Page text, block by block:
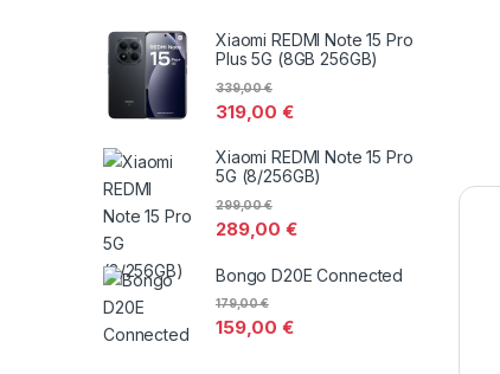
Xiaomi REDMI Note 15 Pro
Plus 5G (8GB 256GB)
319,00€
339,00€
Xiaomi REDMI Note 15 Pro
5G (8/256GB)
289,00€
299,00€
Bongo D20E Connected
159,00€
179,00€